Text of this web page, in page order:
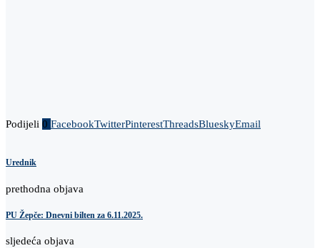
Podijeli 0 FacebookTwitterPinterestThreadsBlueskyEmail
Urednik
prethodna objava
PU Žepče: Dnevni bilten za 6.11.2025.
sljedeća objava